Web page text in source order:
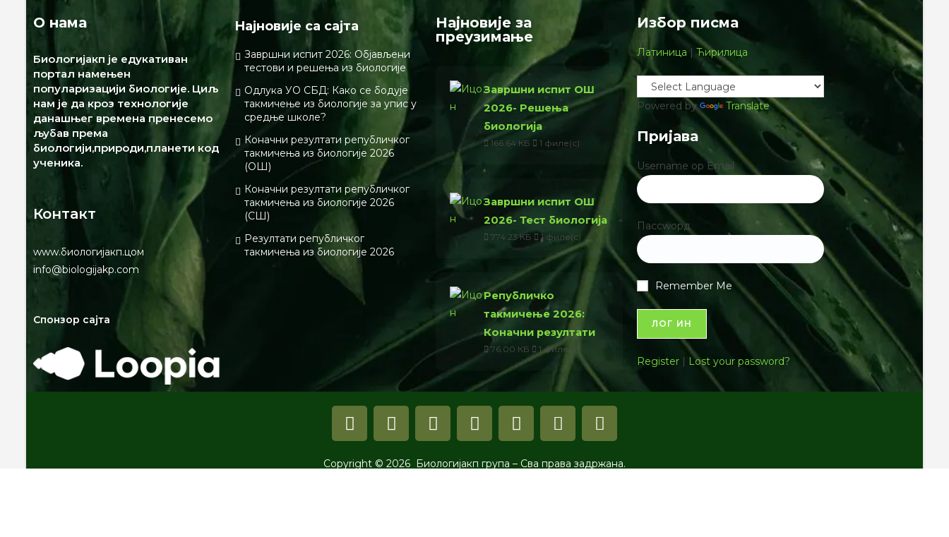
О нама
Биологијакп је едукативан
портал намењен
популаризацији биологије. Циљ
нам је да кроз технологије
данашњег времена пренесемо
љубав према
биологији,природи,планети код
ученика.
Контакт
www.биологијакп.цом
info@biologijakp.com
Спонзор сајта
Најновије са сајта
Завршни испит 2026: Објављени
тестови и решења из биологије
Одлука УО СБД: Како се бодује
такмичење из биологије за упис у
средње школе?
Коначни резултати републичког
такмичења из биологије 2026
(ОШ)
Коначни резултати републичког
такмичења из биологије 2026
(СШ)
Резултати републичког
такмичења из биологије 2026
Најновије за
преузимање
Завршни испит ОШ
2026- Решења
биологија
166.64 КБ 1 филе(с)
Завршни испит ОШ
2026- Тест биологија
774.23 КБ 1 филе(с)
Републичко
такмичење 2026:
Коначни резултати
76.00 КБ 1 филе(с)
Избор писма
Латиница | Ћирилица
Powered by Translate
Пријава
Username ор Email
Пассwорд
Remember Me
Register Lost your password?
Copyright © 2026 Биологијакп група – Сва права задржана.